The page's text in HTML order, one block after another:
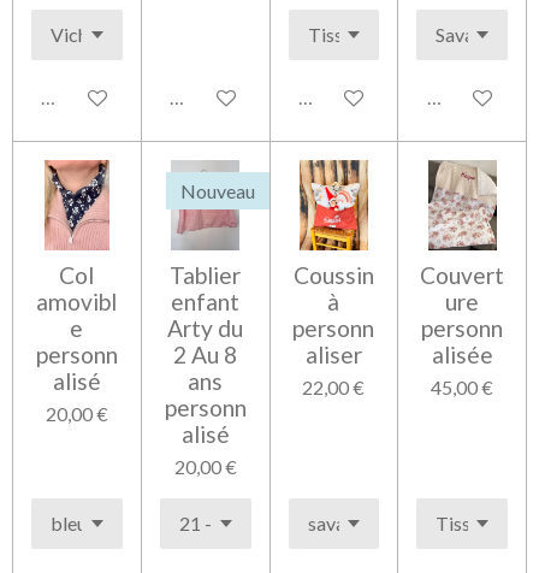
Voir les détails Ajouter au panierVoir les détails Voir les
Col
amovibl
e
personn
alisé
20,00 €
Nouveau
Tablier
enfant
Arty du
2 Au 8
ans
personn
alisé
20,00 €
Coussin
à
personn
aliser
22,00 €
Couvert
ure
personn
alisée
45,00 €